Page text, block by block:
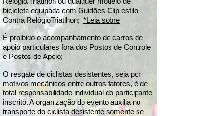
do Sul
47. ✅ Roberto Dutra Fernandes - 200 km
- Acegua
48. ✅ Idelci Jardim Nunes -  60 km - Bagé
49. ✅ Edison Lázaro Alves dos Santos - 60
km - Bagé
50. ✅ Alessandro Antunes Rodrigues - 60
km - Dom Pedrito
51. ✅ Roberto Sandim de Ornelas - 200
km - Bagé
52. ✅ Nicolás Dearmas - 120 km- Aceguá
bicicleta equipada com Guidões Clip estilo
Contra RelógioTriatlhon; *Leia sobre
É proibido o acompanhamento de carros de
apoio particulares fora dos Postos de Controle
e Postos de Apoio;
O resgate de ciclistas desistentes, seja por
motivos mecânicos entre outros fatores, é de
total responsabilidade individual do participante
inscrito. A organização do evento auxilia no
transporte do ciclista desistente somente se